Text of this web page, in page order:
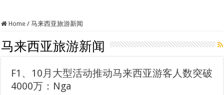
Home / 马来西亚旅游新闻
马来西亚旅游新闻
F1、10月大型活动推动马来西亚游客人数突破
4000万：Nga